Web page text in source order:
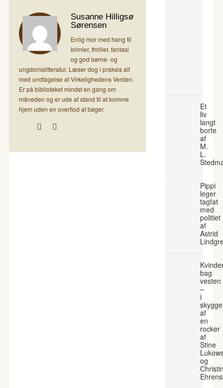
Susanne Hilligsø
Sørensen
Enlig mor med hang til
krimier, thriller, fantasi
og god børne- og
ungdomslitteratur. Læser dog i praksis alt
med undtagelse af Virkelighedens Verden.
Er på biblioteket mindst en gang om
måneden og er ude af stand til at komme
hjem uden en overflod af bøger.
Et
liv
langt
borte
af
M.
L.
Pippi
leger
tagfat
med
politiet
af
Astrid
bag
vesten
–
i
af
en
rocker
af
Stine
og